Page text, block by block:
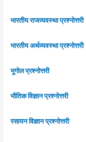
भारतीय राजव्यवस्था प्रश्नोत्तरी
भारतीय अर्थव्यवस्था प्रश्नोत्तरी
भूगोल प्रश्नोत्तरी
भौतिक विज्ञान प्रश्नोत्तरी
रसायन विज्ञान प्रश्नोत्तरी